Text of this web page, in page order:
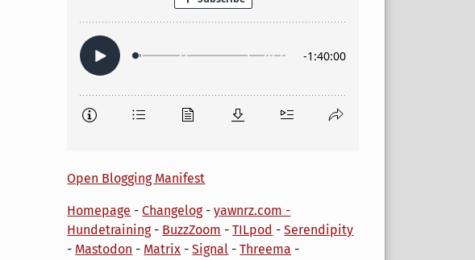
Open Blogging Manifest
Homepage -Changelog-yawnrz.com -
Hundetraining- BuzzZoom -TILpod -Serendipity
- Mastodon - Matrix -Signal -Threema -